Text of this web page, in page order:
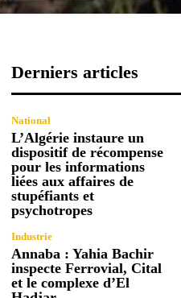
Derniers articles
National
L’Algérie instaure un
dispositif de récompense
pour les informations
liées aux affaires de
stupéfiants et
psychotropes
Industrie
Annaba : Yahia Bachir
inspecte Ferrovial, Cital
et le complexe d’El